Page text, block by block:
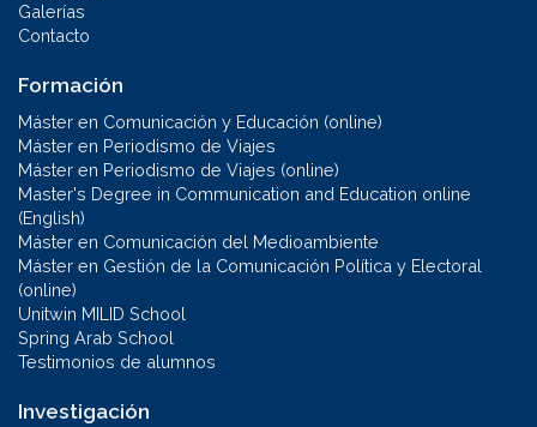
Galerías
Contacto
Formación
Máster en Comunicación y Educación (online)
Máster en Periodismo de Viajes
Máster en Periodismo de Viajes (online)
Master's Degree in Communication and Education online
(English)
Máster en Comunicación del Medioambiente
Máster en Gestión de la Comunicación Política y Electoral
(online)
Unitwin MILID School
Spring Arab School
Testimonios de alumnos
Investigación